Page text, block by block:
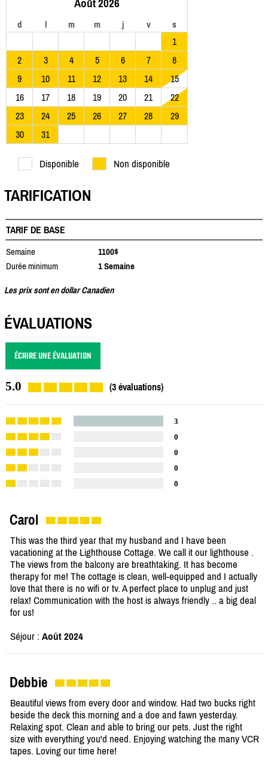
Août 2026
d l m m j v s
1
2
3 4 5 6 7
8
9
10 11 12 13 14
15
16
17 18 19 20 21
22
23
24 25 26 27 28
29
30
31
Disponible Non disponible
TARIFICATION
TARIF DE BASE
Semaine
1100$
Durée minimum
1 Semaine
Les prix sont en dollar Canadien
ÉVALUATIONS
ÉCRIRE UNE ÉVALUATION
5.0 (3 évaluations)
3
0
0
0
0
Carol
This was the third year that my husband and I have been
vacationing at the Lighthouse Cottage. We call it our lighthouse .
The views from the balcony are breathtaking. It has become
therapy for me! The cottage is clean, well-equipped and I actually
love that there is no wifi or tv. A perfect place to unplug and just
relax! Communication with the host is always friendly .. a big deal
for us!
Séjour : Août 2024
Debbie
Beautiful views from every door and window. Had two bucks right
beside the deck this morning and a doe and fawn yesterday.
Relaxing spot. Clean and able to bring our pets. Just the right
size with everything you'd need. Enjoying watching the many VCR
tapes. Loving our time here!